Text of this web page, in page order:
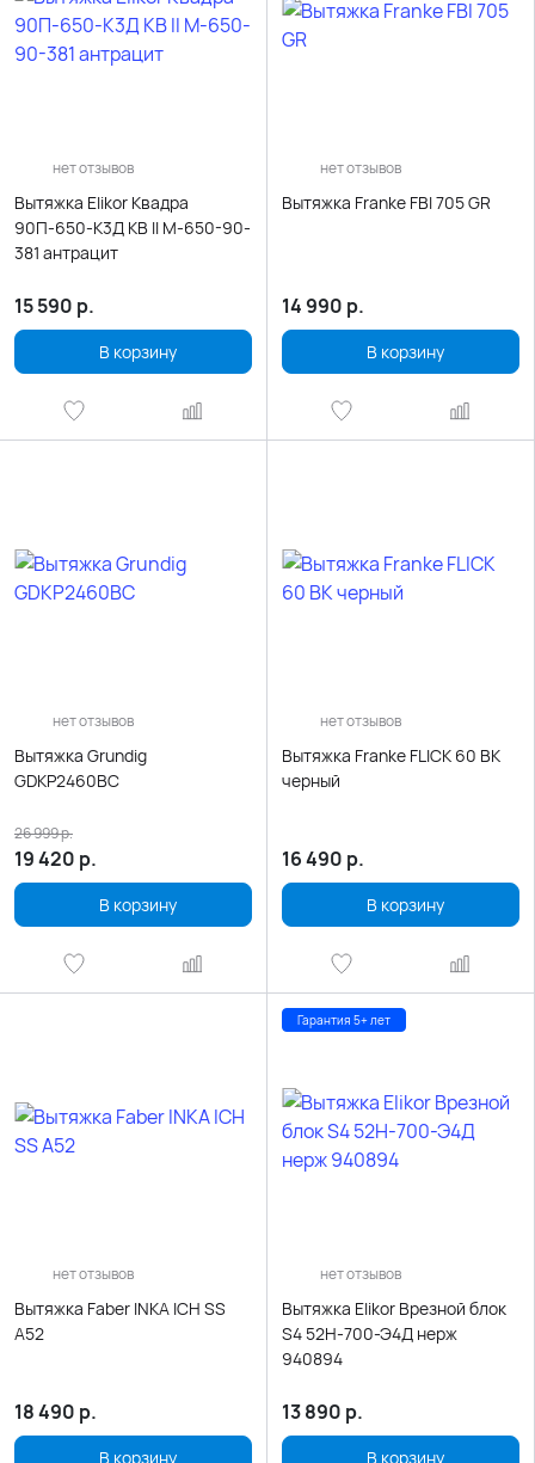
нет отзывов
Вытяжка Elikor Квадра
90П-650-К3Д КВ II М-650-90-
381 антрацит
15 590 р.
В корзину
нет отзывов
Вытяжка Franke FBI 705 GR
14 990 р.
В корзину
нет отзывов
Вытяжка Grundig
GDKP2460BC
19 420 р.
26 999р.
В корзину
нет отзывов
Вытяжка Franke FLICK 60 BK
черный
16 490 р.
В корзину
нет отзывов
Вытяжка Faber INKA ICH SS
A52
18 490 р.
В корзину
Гарантия 5+ лет
нет отзывов
Вытяжка Elikor Врезной блок
S4 52Н-700-Э4Д нерж
940894
13 890 р.
В корзину